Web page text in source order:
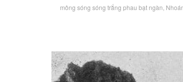
mông sóng sóng trắng phau bạt ngàn,